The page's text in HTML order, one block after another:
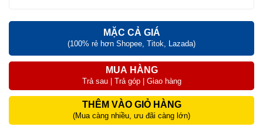
MẶC CẢ GIÁ
(100% rẻ hơn Shopee, Titok, Lazada)
MUA HÀNG
Trả sau | Trả góp | Giao hàng
THÊM VÀO GIỎ HÀNG
(Mua càng nhiều, ưu đãi càng lớn)